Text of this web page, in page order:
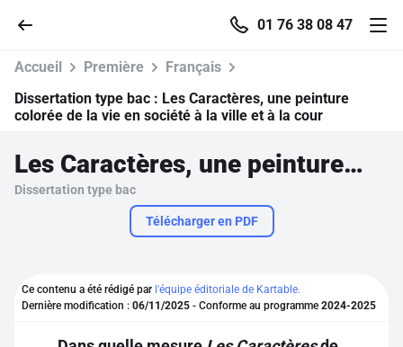
01 76 38 08 47
Parcourir
Se connecter
Accueil Première
Français
Dissertation type bac : Les Caractères, une peinture
colorée de la vie en société à la ville et à la cour
Les Caractères, une peinture colorée de la vie en société à la ville et à la cour
Dissertation type bac
Télécharger en PDF
Ce contenu a été rédigé par l'équipe éditoriale de Kartable.
Dernière modification : 06/11/2025 - Conforme au programme 2024-2025